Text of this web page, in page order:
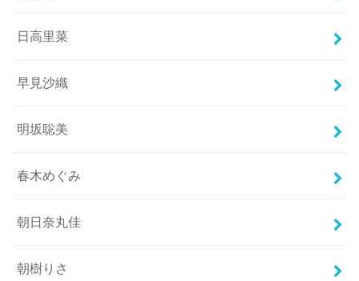
日高里菜
早見沙織
明坂聡美
春木めぐみ
朝日奈丸佳
朝樹りさ